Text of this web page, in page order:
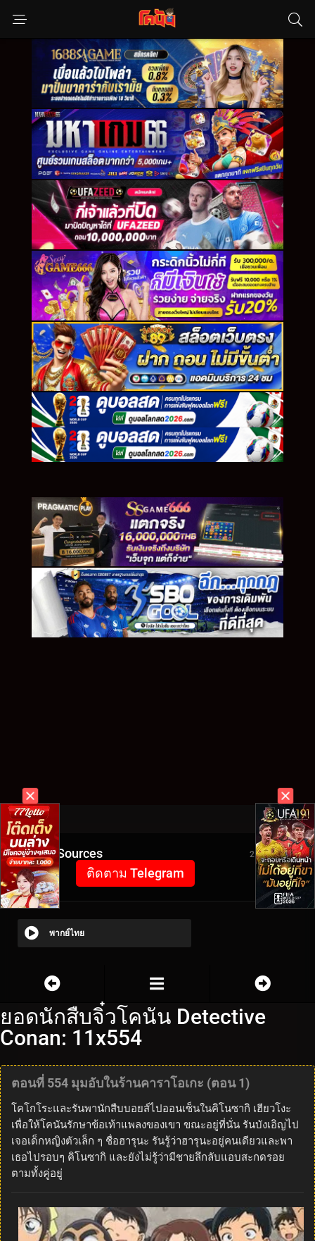
Video Sources 2592 Views
ติดตาม Telegram
พากย์ไทย
ยอดนักสืบจิ๋วโคนัน Detective
Conan: 11x554
ตอนที่ 554 มุมอับในร้านคาราโอเกะ (ตอน 1)
โคโกโระและรันพานักสืบบอยส์ไปออนเซ็นในคิโนซากิ เฮียวโงะ
เพื่อให้โคนันรักษาข้อเท้าแพลงของเขา ขณะอยู่ที่นั่น รันบังเอิญไป
เจอเด็กหญิงตัวเล็ก ๆ ชื่อฮารุนะ รันรู้ว่าฮารุนะอยู่คนเดียวและพา
เธอไปรอบๆ คิโนซากิ และยังไม่รู้ว่ามีชายลึกลับแอบสะกดรอย
ตามทั้งคู่อยู่